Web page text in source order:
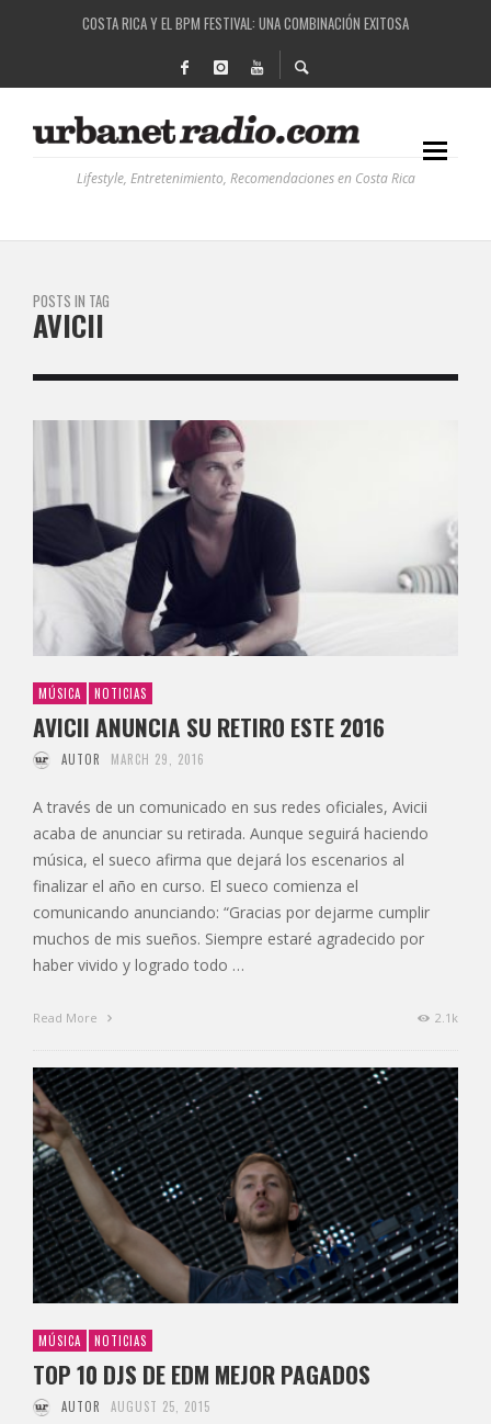
COSTA RICA Y EL BPM FESTIVAL: UNA COMBINACIÓN EXITOSA
RUTAS NATURBANAS: EL PROYECTO QUE ESTÁ TRANSFORMANDO LA CALIDAD DE
LA HISTORIA DETRÁS DE LA MÚSICA ELECTRÓNICA: BBC RADIOPHONIC WORKSHOP
Lifestyle, Entretenimiento, Recomendaciones en Costa Rica
POSTS IN TAG
AVICII
MÚSICA NOTICIAS
AVICII ANUNCIA SU RETIRO ESTE 2016
AUTOR MARCH 29, 2016
A través de un comunicado en sus redes oficiales, Avicii
acaba de anunciar su retirada. Aunque seguirá haciendo
música, el sueco afirma que dejará los escenarios al
finalizar el año en curso. El sueco comienza el
comunicando anunciando: “Gracias por dejarme cumplir
muchos de mis sueños. Siempre estaré agradecido por
haber vivido y logrado todo …
Read More 2.1k
MÚSICA NOTICIAS
TOP 10 DJS DE EDM MEJOR PAGADOS
AUTOR AUGUST 25, 2015